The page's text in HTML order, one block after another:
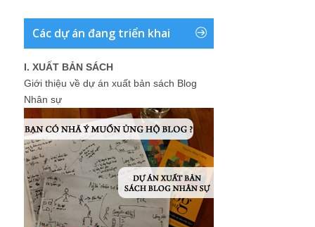
Các dự án đang triển khai
I. XUẤT BẢN SÁCH
Giới thiệu về dự án xuất bản sách Blog
Nhân sự